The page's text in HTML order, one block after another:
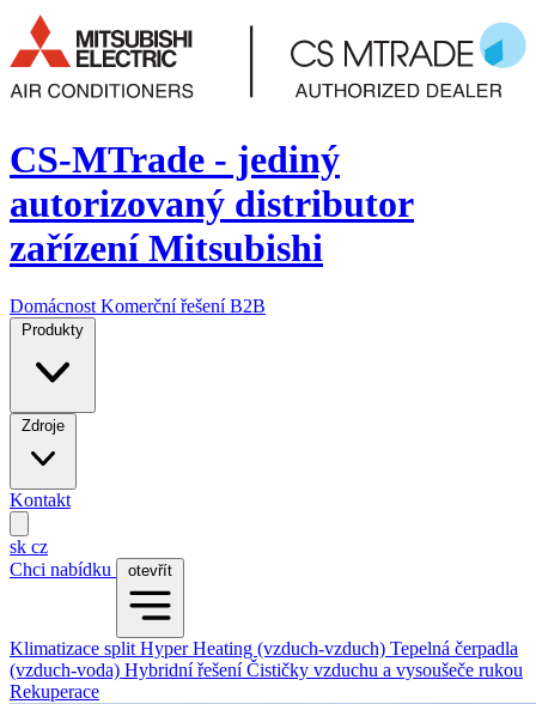
CS-MTrade - jediný
autorizovaný distributor
zařízení Mitsubishi
Domácnost Komerční řešeníB2B
Produkty
Zdroje
Kontakt
sk cz
Chci nabídku
otevřít
Klimatizace split Hyper Heating (vzduch-vzduch) Tepelná čerpadla
(vzduch-voda) Hybridní řešeníČističky vzduchu a vysoušeče rukou
Rekuperace